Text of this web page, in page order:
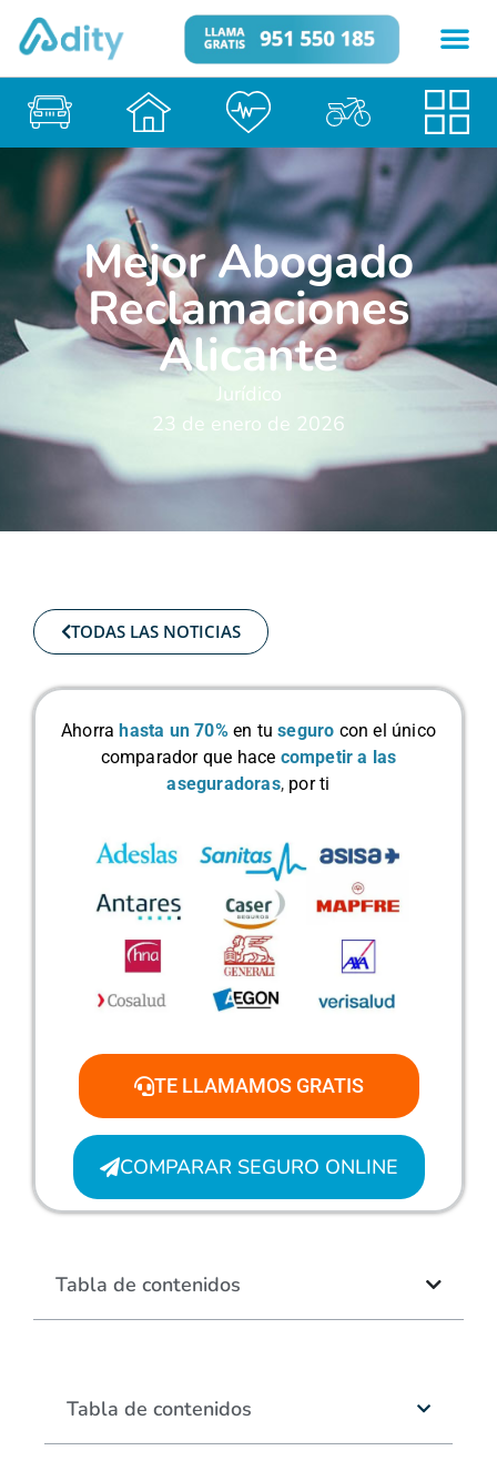
Mejor Abogado
Reclamaciones
Alicante
Jurídico
23 de enero de 2026
Tabla de contenidos
TODAS LAS NOTICIAS
Ahorra hasta un 70% en tuseguro con el único
comparador que hace competir a las
aseguradoras, por ti
TE LLAMAMOS GRATIS
COMPARAR SEGURO ONLINE
Tabla de contenidos